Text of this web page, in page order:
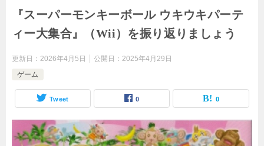
『スーパーモンキーボール ウキウキパーテ
ィー大集合』（Wii）を振り返りましょう
更新日： 2026年4月5日 公開日： 2025年4月29日
ゲーム
Tweet 0 0